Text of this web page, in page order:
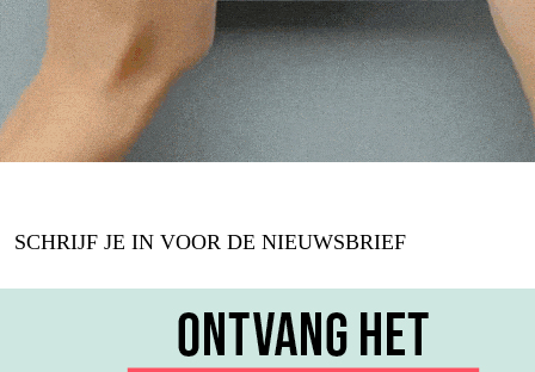
SCHRIJF JE IN VOOR DE NIEUWSBRIEF